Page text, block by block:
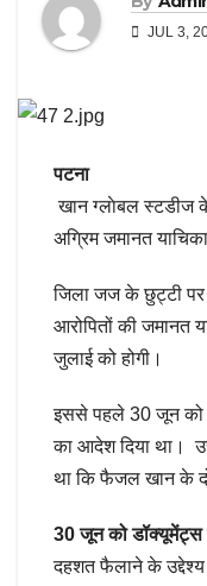
JUL 3,
पटना
खान ग्‍लाेबल स्‍टडीज
अग्र‍िम जमानत
जिला जज के छुट्टी
आरोपितों की जमानत
जुलाई को होगी।
इससे पहले 30 जून को
का आदेश दिया था।
था क‍ि फैजल खान के
30 जून को डॉक्‍यूमेंट्स
दहशत फैलाने के